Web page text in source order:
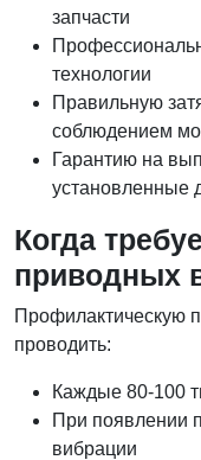
запчасти
технологии
Правильную
соблюдением
Гарантию на
установленные
Когда
приводных
Профилактическую
проводить:
Каждые 80-100
При появлении
вибрации